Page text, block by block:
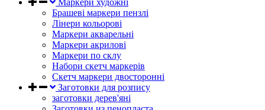
Маркери художні
Брашеві маркери пензлі
Лінери кольорові
Маркери акварельні
Маркери акрилові
Маркери по склу
Набори скетч маркерів
Скетч маркери двосторонні
Заготовки для розпису
заготовки дерев'яні